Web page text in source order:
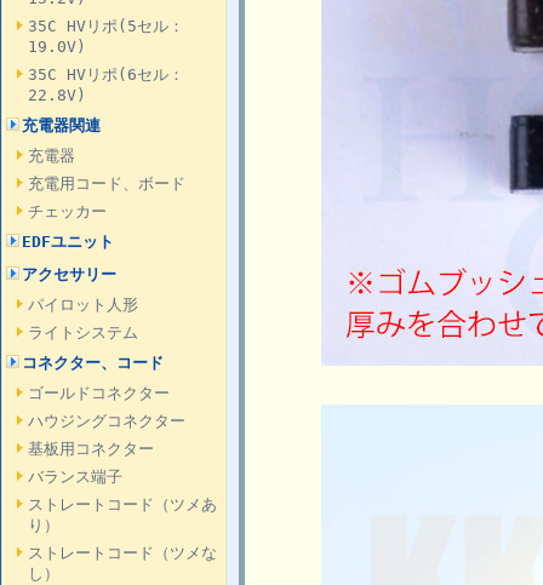
35C HVリポ(5セル：
19.0V)
35C HVリポ(6セル：
22.8V)
充電器関連
充電器
充電用コード、ボード
チェッカー
EDFユニット
アクセサリー
パイロット人形
ライトシステム
コネクター、コード
ゴールドコネクター
ハウジングコネクター
基板用コネクター
バランス端子
ストレートコード（ツメあ
り）
ストレートコード（ツメな
し）